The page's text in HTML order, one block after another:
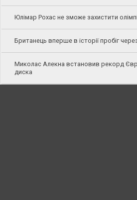
Юлімар Рохас не зможе захистити
Британець вперше в історії пробіг
Миколас Алекна встановив рекорд
диска